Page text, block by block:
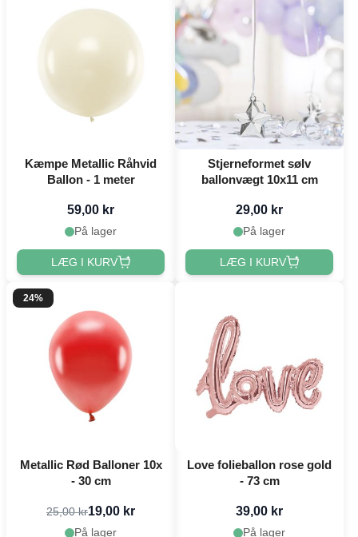
Kæmpe Metallic Råhvid
Ballon - 1 meter
59,00 kr
På lager
LÆG I KURV
Stjerneformet sølv
ballonvægt 10x11 cm
29,00 kr
På lager
LÆG I KURV
24%
Metallic Rød Balloner 10x
- 30 cm
25,00 kr19,00 kr
På lager
Love folieballon rose gold
- 73 cm
39,00 kr
På lager